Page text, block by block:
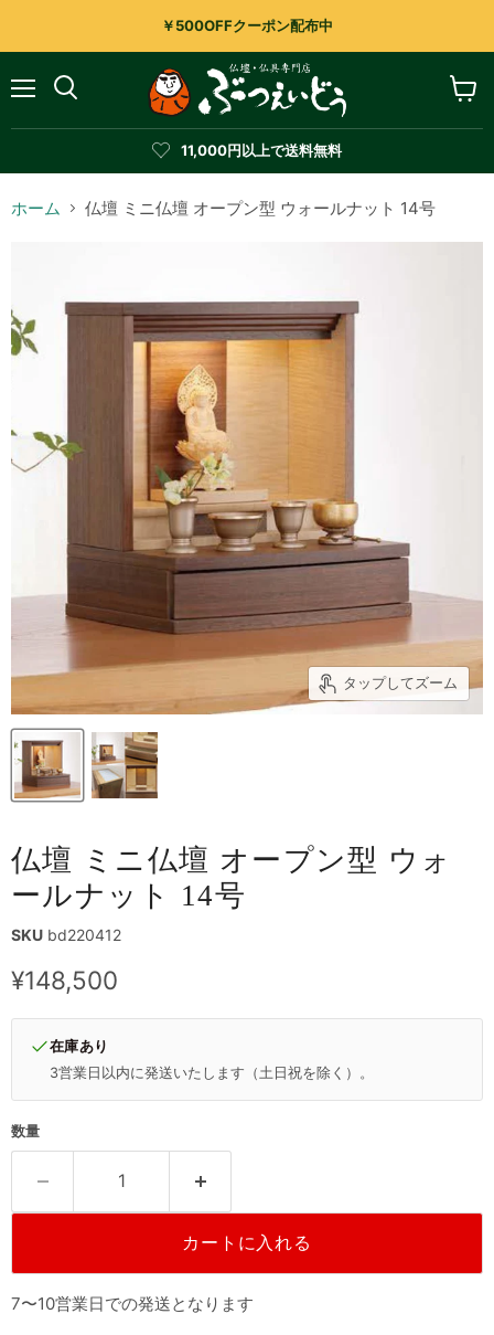
￥500OFFクーポン配布中
索
11,000円以上で送料無料
ー
見
ホーム 仏壇 ミニ仏壇 オープン型 ウォールナット 14号
タップしてズーム
仏壇 ミニ仏壇 オープン型 ウォ
ールナット 14号
SKU bd220412
現在の価格
¥148,500
在庫あり
3営業日以内に発送いたします（土日祝を除く）。
数量
カートに入れる
7〜10営業日での発送となります